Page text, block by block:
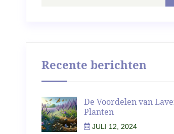
Recente berichten
De Voordelen van
Planten
JULI 12, 2024